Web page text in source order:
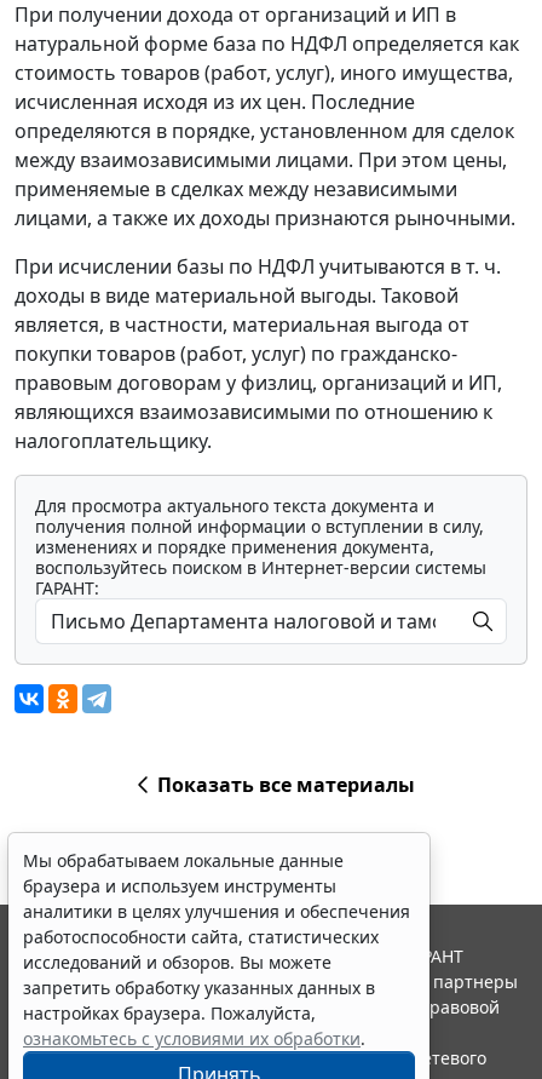
При получении дохода от организаций и ИП в
натуральной форме база по НДФЛ определяется как
стоимость товаров (работ, услуг), иного имущества,
исчисленная исходя из их цен. Последние
определяются в порядке, установленном для сделок
между взаимозависимыми лицами. При этом цены,
применяемые в сделках между независимыми
лицами, а также их доходы признаются рыночными.
При исчислении базы по НДФЛ учитываются в т. ч.
доходы в виде материальной выгоды. Таковой
является, в частности, материальная выгода от
покупки товаров (работ, услуг) по гражданско-
правовым договорам у физлиц, организаций и ИП,
являющихся взаимозависимыми по отношению к
налогоплательщику.
Для просмотра актуального текста документа и
получения полной информации о вступлении в силу,
изменениях и порядке применения документа,
воспользуйтесь поиском в Интернет-версии системы
ГАРАНТ:
Показать все материалы
Мы обрабатываем локальные данные
браузера и используем инструменты
аналитики в целях улучшения и обеспечения
работоспособности сайта, статистических
исследований и обзоров. Вы можете
запретить обработку указанных данных в
настройках браузера. Пожалуйста,
ознакомьтесь с условиями их обработки.
© ООО "НПП "ГАРАНТ-СЕРВИС", 2026. Система ГАРАНТ
выпускается с 1990 года. Компания "Гарант" и ее партнеры
являются участниками Российской ассоциации правовой
информации ГАРАНТ.
Портал ГАРАНТ.РУ зарегистрирован в качестве сетевого